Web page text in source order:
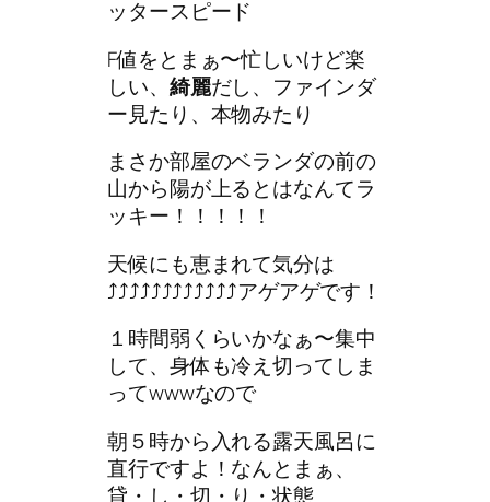
ッタースピード
F値をとまぁ〜忙しいけど楽
しい、 綺麗だし、ファインダ
ー見たり、本物みたり
まさか部屋のベランダの前の
山から陽が上るとはなんてラ
ッキー！！！！！
天候にも恵まれて気分は
⤴︎⤴︎⤴︎⤴︎⤴︎⤴︎⤴︎⤴︎⤴︎⤴︎⤴︎⤴︎アゲアゲです！
１時間弱くらいかなぁ〜集中
して、身体も冷え切ってしま
ってwwwなので
朝５時から入れる露天風呂に
直行ですよ！なんとまぁ、
貸・し・切・り・状態